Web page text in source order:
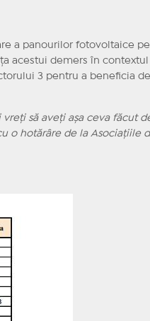
a panourilor fotovoltaice
acestui demers în
3 pentru a beneficia
să aveți așa ceva făcut
o hotărâre de la Asociațiile